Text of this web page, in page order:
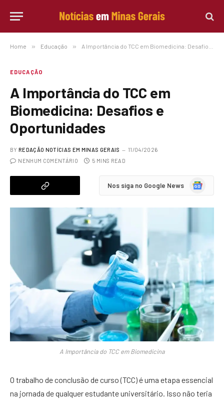
Home » Educação » A Importância do TCC em Biomedicina: Desafios e Oportunidades
EDUCAÇÃO
A Importância do TCC em
Biomedicina: Desafios e
Oportunidades
BY REDAÇÃO NOTÍCIAS EM MINAS GERAIS
11/04/2026
NENHUM COMENTÁRIO
5 MINS READ
Nos siga no Google News
Google
A Importância do TCC em Biomedicina
O trabalho de conclusão de curso (TCC) é uma etapa essencial
na jornada de qualquer estudante universitário. Isso não teria